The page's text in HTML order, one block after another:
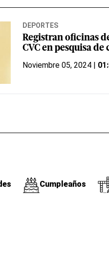
DEPORTES
Registran oficinas
CVC en pesquisa
Noviembre 05, 2024 |
Cumpleaños